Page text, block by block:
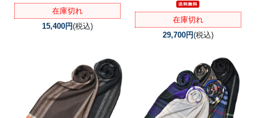
在庫切れ
15,400円(税込)
在庫切れ
29,700円(税込)